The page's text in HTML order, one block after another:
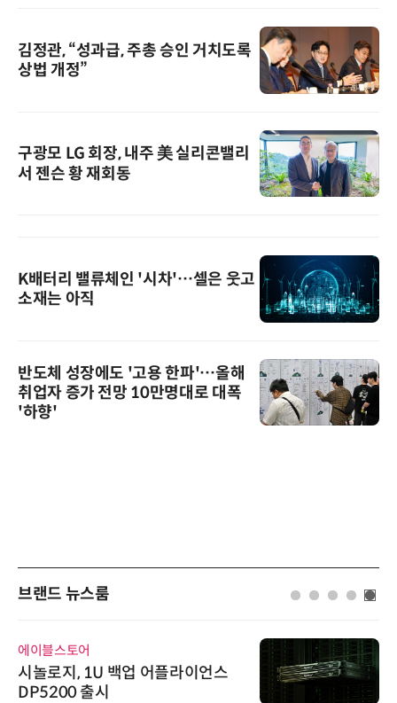
김정관, “성과급, 주총 승인 거치도록
상법 개정”
구광모 LG 회장, 내주 美 실리콘밸리
서 젠슨 황 재회동
K배터리 밸류체인 '시차'…셀은 웃고
소재는 아직
반도체 성장에도 '고용 한파'…올해
취업자 증가 전망 10만명대로 대폭
'하향'
브랜드 뉴스룸
에이블스토어
시놀로지, 1U 백업 어플라이언스
DP5200 출시